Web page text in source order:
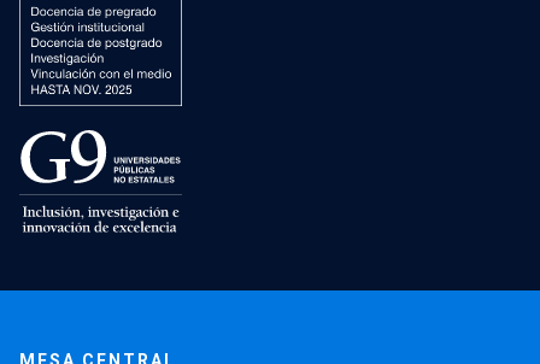
MESA CENTRAL